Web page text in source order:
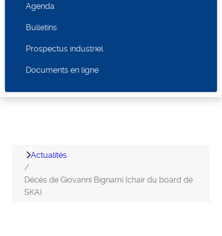
Agenda
Bulletins
Prospectus industriel
Documents en ligne
Actualités
Décès de Giovanni Bignami (chair du board de
SKA)